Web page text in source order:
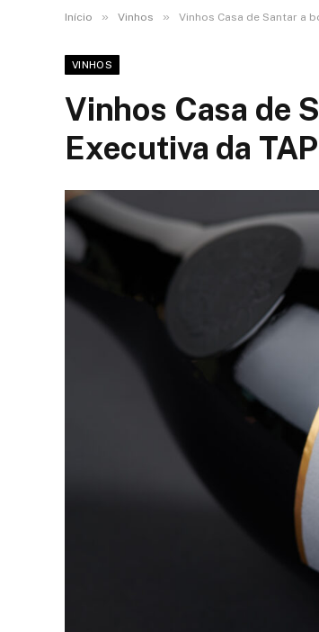
Início » Vinhos » Vinhos Casa de Santar a
VINHOS
Vinhos Casa de
Executiva da TAP